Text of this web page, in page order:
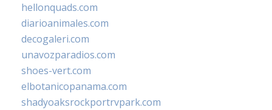
hellonquads.com
diarioanimales.com
decogaleri.com
unavozparadios.com
shoes-vert.com
elbotanicopanama.com
shadyoaksrockportrvpark.com